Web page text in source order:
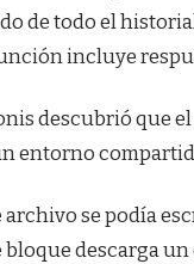
de todo el
incluye
descubrió que
entorno
archivo se podía
bloque descarga